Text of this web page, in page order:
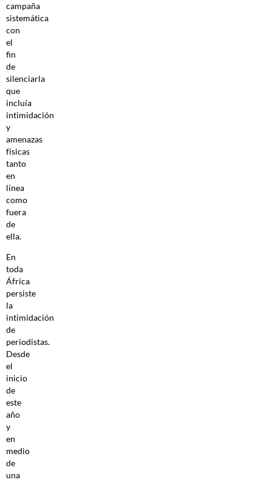
campaña
sistemática
con
el
fin
de
silenciarla
que
incluía
intimidación
y
amenazas
físicas
tanto
en
línea
como
fuera
de
ella.
En
toda
África
persiste
la
intimidación
de
periodistas.
Desde
el
inicio
de
este
año
y
en
medio
de
una